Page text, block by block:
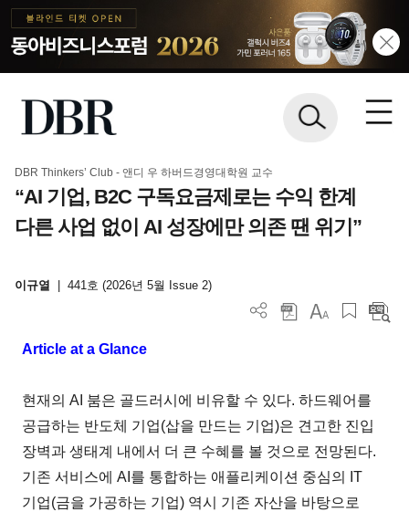
DBR Thinkers’ Club - 앤디 우 하버드경영대학원 교수
“AI 기업, B2C 구독요금제로는 수익 한계
다른 사업 없이 AI 성장에만 의존 땐 위기”
이규열 441호 (2026년 5월 Issue 2)
Article at a Glance
현재의 AI 붐은 골드러시에 비유할 수 있다. 하드웨어를
공급하는 반도체 기업(삽을 만드는 기업)은 견고한 진입
장벽과 생태계 내에서 더 큰 수혜를 볼 것으로 전망된다.
기존 서비스에 AI를 통합하는 애플리케이션 중심의 IT
기업(금을 가공하는 기업) 역시 기존 자산을 바탕으로